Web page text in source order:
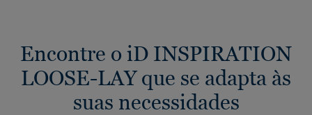
Encontre o iD INSPIRATION
LOOSE-LAY que se adapta às
suas necessidades